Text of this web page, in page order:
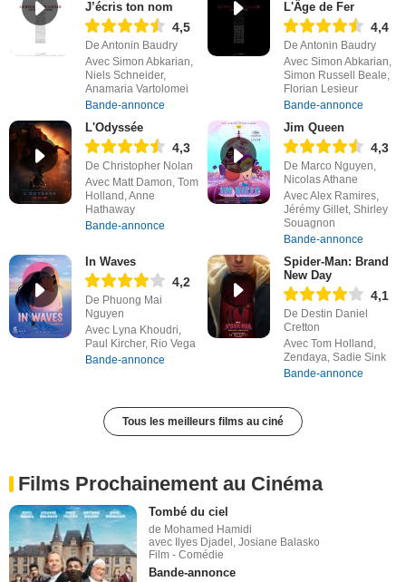
J’écris ton nom
4,5
De Antonin Baudry
Avec Simon Abkarian,
Niels Schneider,
Anamaria Vartolomei
Bande-annonce
L'Âge de Fer
4,4
De Antonin Baudry
Avec Simon Abkarian,
Simon Russell Beale,
Florian Lesieur
Bande-annonce
L'Odyssée
4,3
De Christopher Nolan
Avec Matt Damon, Tom
Holland, Anne
Hathaway
Bande-annonce
Jim Queen
4,3
De Marco Nguyen,
Nicolas Athane
Avec Alex Ramires,
Jérémy Gillet, Shirley
Souagnon
Bande-annonce
In Waves
4,2
De Phuong Mai
Nguyen
Avec Lyna Khoudri,
Paul Kircher, Rio Vega
Bande-annonce
Spider-Man: Brand
New Day
4,1
De Destin Daniel
Cretton
Avec Tom Holland,
Zendaya, Sadie Sink
Bande-annonce
Tous les meilleurs films au ciné
Films Prochainement au Cinéma
Tombé du ciel
de Mohamed Hamidi
avec Ilyes Djadel, Josiane Balasko
Film - Comédie
Bande-annonce